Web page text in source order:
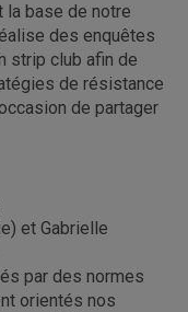
base de notre
des enquêtes
strip club afin de
de résistance
de partager
et Gabrielle
par des normes
orientés nos